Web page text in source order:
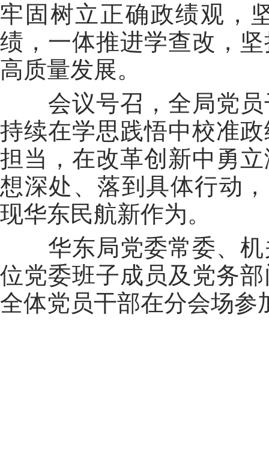
牢固树立正确政绩观，
绩，一体推进学查改，
高质量发展。
会议号召，全局党员
持续在学思践悟中校准
担当，在改革创新中勇
想深处、落到具体行动
现华东民航新作为。
华东局党委常委、机
位党委班子成员及党务
全体党员干部在分会场参